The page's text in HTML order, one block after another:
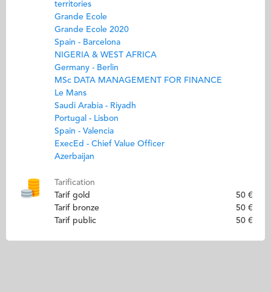
territories
Grande Ecole
Grande Ecole 2020
Spain - Barcelona
NIGERIA & WEST AFRICA
Germany - Berlin
MSc DATA MANAGEMENT FOR FINANCE
Le Mans
Saudi Arabia - Riyadh
Portugal - Lisbon
Spain - Valencia
ExecEd - Chief Value Officer
Azerbaijan
Tarification
Tarif gold
50 €
Tarif bronze
50 €
Tarif public
50 €